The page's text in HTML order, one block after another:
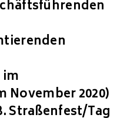
2020)
Straßenfest/Tag